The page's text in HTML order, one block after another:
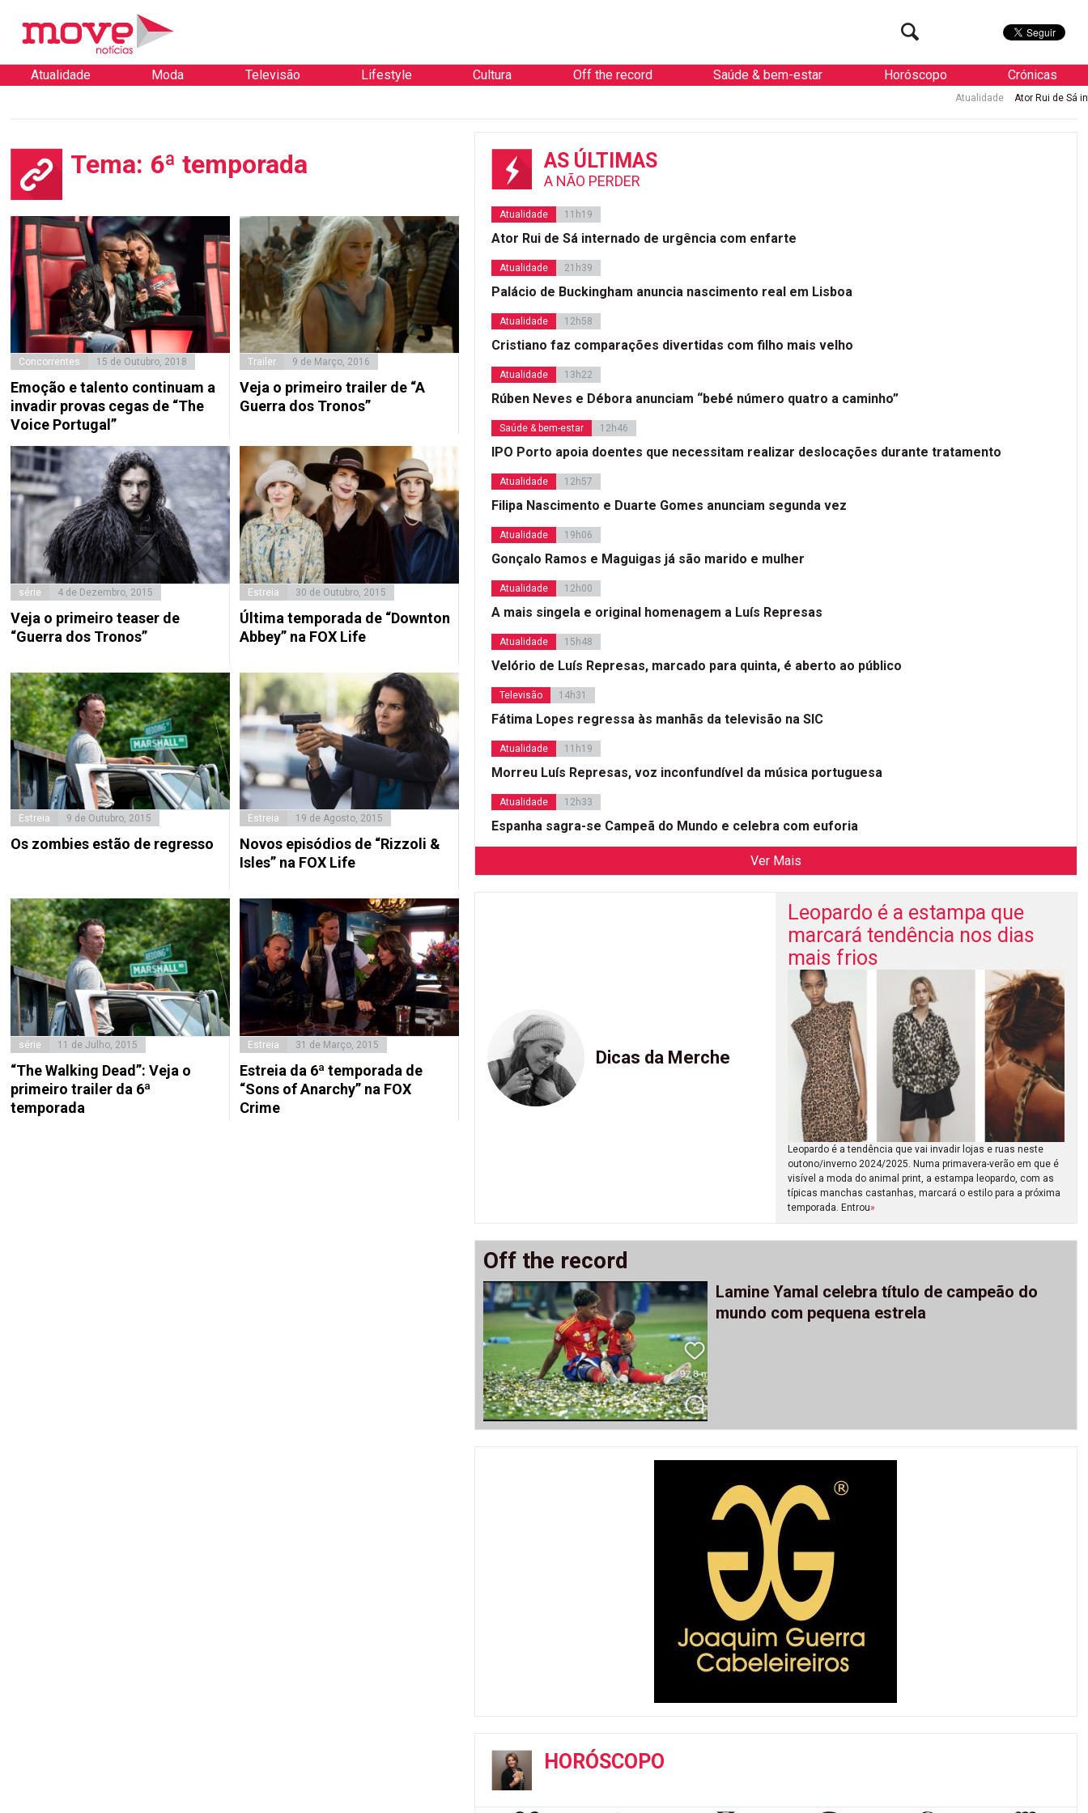
Atualidade Moda Televisão Lifestyle Cultura Off the record Saúde & bem-estar Horóscopo Crónicas
Atualidade Ator Rui de Sá internado
Tema: 6ª temporada
Concorrentes 15 de Outubro, 2018
Emoção e talento continuam a
invadir provas cegas de “The
Voice Portugal”
Trailer 9 de Março, 2016
Veja o primeiro trailer de “A
Guerra dos Tronos”
série 4 de Dezembro, 2015
Veja o primeiro teaser de
“Guerra dos Tronos”
Estreia 30 de Outubro, 2015
Última temporada de “Downton
Abbey” na FOX Life
Estreia 9 de Outubro, 2015
Os zombies estão de regresso
Estreia 19 de Agosto, 2015
Novos episódios de “Rizzoli &
Isles” na FOX Life
série 11 de Julho, 2015
“The Walking Dead”: Veja o
primeiro trailer da 6ª
temporada
Estreia 31 de Março, 2015
Estreia da 6ª temporada de
“Sons of Anarchy” na FOX
Crime
AS ÚLTIMAS
A NÃO PERDER
Atualidade 11h19
Ator Rui de Sá internado de urgência com enfarte
Atualidade 21h39
Palácio de Buckingham anuncia nascimento real em Lisboa
Atualidade 12h58
Cristiano faz comparações divertidas com filho mais velho
Atualidade 13h22
Rúben Neves e Débora anunciam “bebé número quatro a caminho”
Saúde & bem-estar 12h46
IPO Porto apoia doentes que necessitam realizar deslocações durante tratamento
Atualidade 12h57
Filipa Nascimento e Duarte Gomes anunciam segunda vez
Atualidade 19h06
Gonçalo Ramos e Maguigas já são marido e mulher
Atualidade 12h00
A mais singela e original homenagem a Luís Represas
Atualidade 15h48
Velório de Luís Represas, marcado para quinta, é aberto ao público
Televisão 14h31
Fátima Lopes regressa às manhãs da televisão na SIC
Atualidade 11h19
Morreu Luís Represas, voz inconfundível da música portuguesa
Atualidade 12h33
Espanha sagra-se Campeã do Mundo e celebra com euforia
Ver Mais
Dicas da Merche
Leopardo é a estampa que
marcará tendência nos dias
mais frios
Leopardo é a tendência que vai invadir lojas e ruas neste
outono/inverno 2024/2025. Numa primavera-verão em que é
visível a moda do animal print, a estampa leopardo, com as
típicas manchas castanhas, marcará o estilo para a próxima
temporada. Entrou»
Off the record
Lamine Yamal celebra título de campeão do
mundo com pequena estrela
HORÓSCOPO